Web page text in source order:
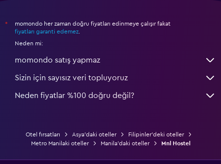
*
momondo her zaman doğru fiyatları edinmeye çalışır fakat
fiyatları garanti edemez
Neden mi:
momondo satış yapmaz
Sizin için sayısız veri topluyoruz
Neden fiyatlar %100 doğru değil?
Otel fırsatları Asya'daki oteller
Filipinler'deki oteller
Metro Manilaki oteller
Manila'daki oteller Mnl Hostel